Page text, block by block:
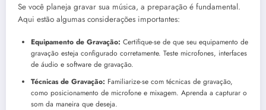
Se você planeja gravar sua música, a preparação é fundamental.
Aqui estão algumas considerações importantes:
Equipamento de Gravação: Certifique-se de que seu equipamento de
gravação esteja configurado corretamente. Teste microfones, interfaces
de áudio e software de gravação.
Técnicas de Gravação: Familiarize-se com técnicas de gravação,
como posicionamento de microfone e mixagem. Aprenda a capturar o
som da maneira que deseja.